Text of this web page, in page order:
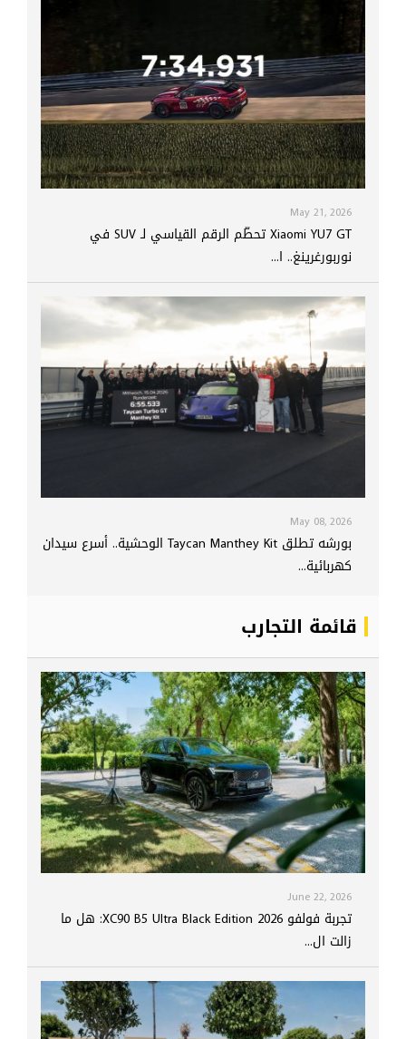
May 21, 2026
Xiaomi YU7 GT تحطّم الرقم القياسي لـ SUV في
نوربورغرينغ.. ا...
May 08, 2026
بورشه تطلق Taycan Manthey Kit الوحشية.. أسرع سيدان
كهربائية...
قائمة التجارب
June 22, 2026
تجربة فولفو XC90 B5 Ultra Black Edition 2026: هل ما
زالت ال...